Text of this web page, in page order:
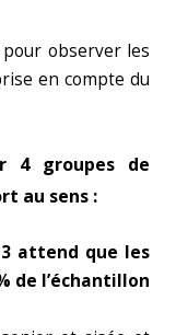
observer les
en compte du
4 groupes de
au sens :
3 attend que les
de l’échantillon